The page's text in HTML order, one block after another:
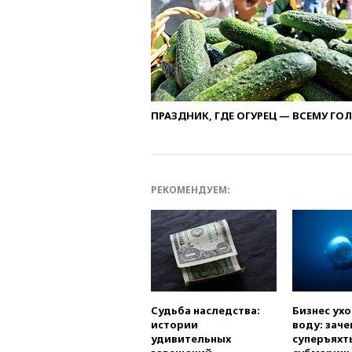
ПРАЗДНИК, ГДЕ ОГУРЕЦ — ВСЕМУ
РЕКОМЕНДУЕМ:
Судьба наследства:
истории
удивительных
Бизнес
воду: